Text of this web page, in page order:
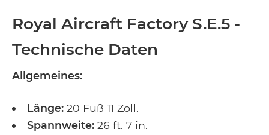
Royal Aircraft Factory S.E.5 -
Technische Daten
Allgemeines:
Länge:20 Fuß 11 Zoll.
Spannweite:26 ft. 7 in.